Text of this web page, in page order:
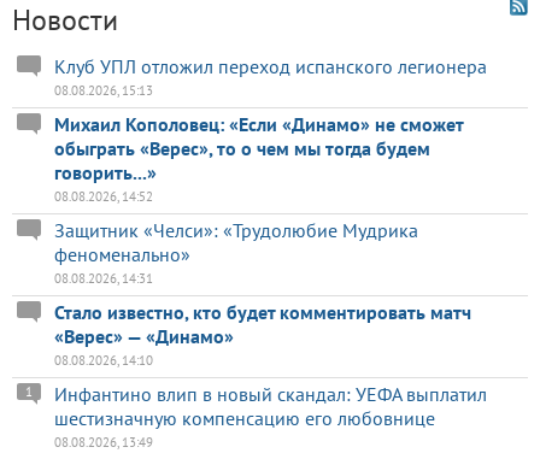
Новости
Клуб УПЛ отложил переход испанского легионера
08.08.2026, 15:13
Михаил Кополовец: «Если «Динамо» не сможет
обыграть «Верес», то о чем мы тогда будем
говорить...»
08.08.2026, 14:52
Защитник «Челси»: «Трудолюбие Мудрика
феноменально»
08.08.2026, 14:31
Стало известно, кто будет комментировать матч
«Верес» — «Динамо»
08.08.2026, 14:10
Инфантино влип в новый скандал: УЕФА выплатил
шестизначную компенсацию его любовнице
1
08.08.2026, 13:49